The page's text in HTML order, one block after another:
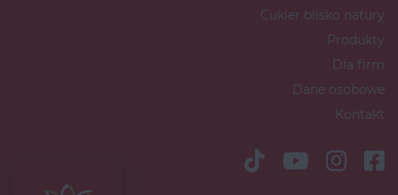
Cukier blisko natury
Produkty
Dla firm
Dane osobowe
Kontakt